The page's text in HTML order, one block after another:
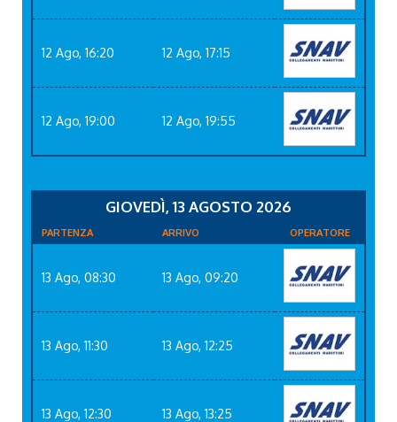
12 Ago, 16:20 12 Ago, 17:15
12 Ago, 19:00 12 Ago, 19:55
GIOVEDÌ, 13 AGOSTO 2026
PARTENZA ARRIVO OPERATORE
13 Ago, 08:30 13 Ago, 09:20
13 Ago, 11:30 13 Ago, 12:25
13 Ago, 12:30 13 Ago, 13:25